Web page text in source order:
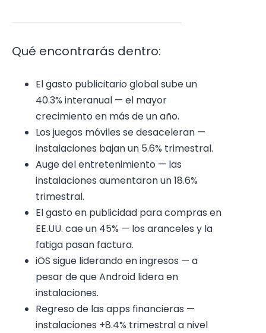
Qué encontrarás dentro:
El gasto publicitario global sube un
40.3% interanual — el mayor
crecimiento en más de un año.
Los juegos móviles se desaceleran —
instalaciones bajan un 5.6% trimestral.
Auge del entretenimiento — las
instalaciones aumentaron un 18.6%
trimestral.
El gasto en publicidad para compras en
EE.UU. cae un 45% — los aranceles y la
fatiga pasan factura.
iOS sigue liderando en ingresos — a
pesar de que Android lidera en
instalaciones.
Regreso de las apps financieras —
instalaciones +8.4% trimestral a nivel